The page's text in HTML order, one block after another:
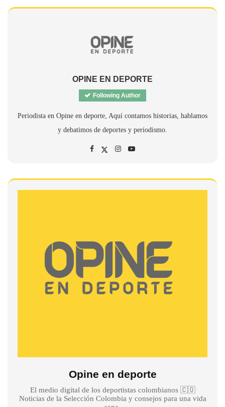
OPINE EN DEPORTE
Following Author
Periodista en Opine en deporte, Aquí contamos historias, hablamos
y debatimos de deportes y periodismo.
Opine en deporte
El medio digital de los deportistas colombianos 🇨🇴
Noticias de la Selección Colombia y consejos para una vida